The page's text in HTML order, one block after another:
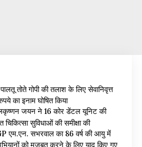
तोते गोपी की तलाश के लिए सेवानिवृत्त
का इनाम घोषित किया
जयन ने 16 कोर डेंटल यूनिट की
चिकित्सा सुविधाओं की समीक्षा की
एम.एन. सभरवाल का 86 वर्ष की आयु में
को मजबूत करने के लिए याद किए गए